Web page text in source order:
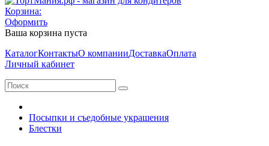
Корзина:
Оформить
Ваша корзина пуста
КаталогКонтактыО компанииДоставкаОплата
Личный кабинет
Посыпки и съедобные украшения
Блестки